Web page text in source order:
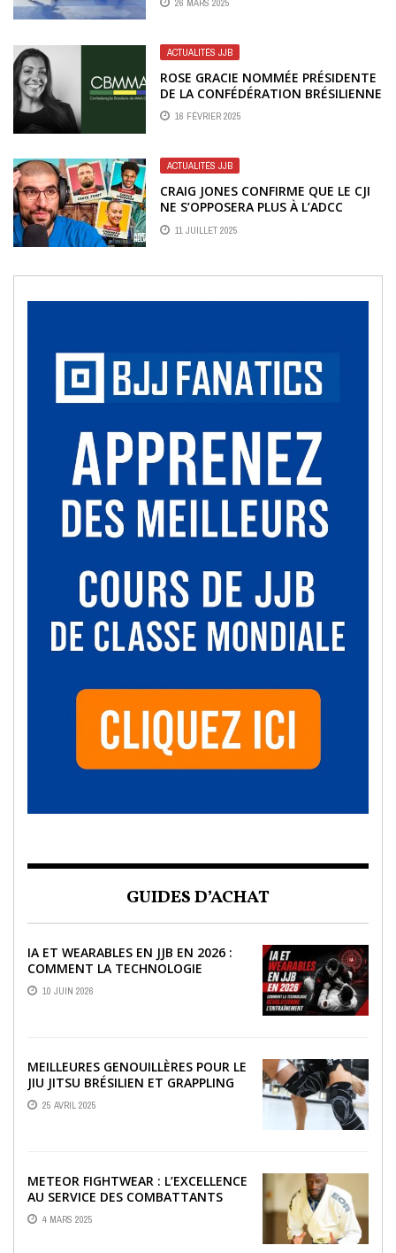
ACTUALITÉS JJB
ROSE GRACIE NOMMÉE PRÉSIDENTE
DE LA CONFÉDÉRATION BRÉSILIENNE
DE MMA
16 FÉVRIER 2025
ACTUALITÉS JJB
CRAIG JONES CONFIRME QUE LE CJI
NE S’OPPOSERA PLUS À L’ADCC
11 JUILLET 2025
GUIDES D’ACHAT
IA ET WEARABLES EN JJB EN 2026 :
COMMENT LA TECHNOLOGIE
RÉVOLUTIONNE L’ENTRAÎNEMENT
10 JUIN 2026
MEILLEURES GENOUILLÈRES POUR LE
JIU JITSU BRÉSILIEN ET GRAPPLING
25 AVRIL 2025
METEOR FIGHTWEAR : L’EXCELLENCE
AU SERVICE DES COMBATTANTS
4 MARS 2025